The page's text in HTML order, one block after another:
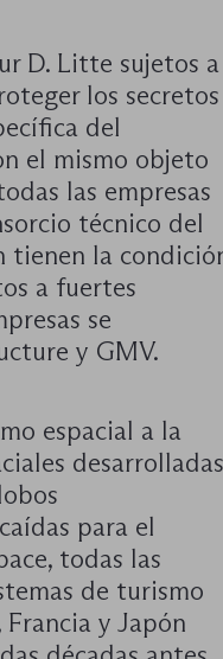
D. Litte sujetos a
los secretos
del
el mismo objeto
las empresas
técnico del
tienen la
a fuertes
se
y GMV.
espacial a la
desarrolladas
para el
todas las
de turismo
y Japón